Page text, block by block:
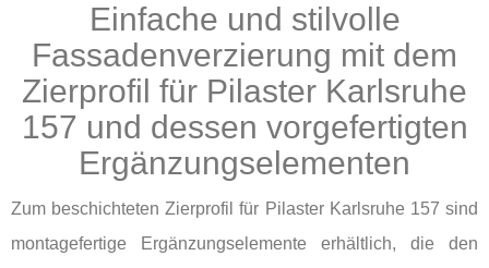
Einfache und stilvolle
Fassadenverzierung mit dem
Zierprofil für Pilaster Karlsruhe
157 und dessen vorgefertigten
Ergänzungselementen
Zum beschichteten Zierprofil für Pilaster Karlsruhe 157 sind
montagefertige Ergänzungselemente erhältlich, die den